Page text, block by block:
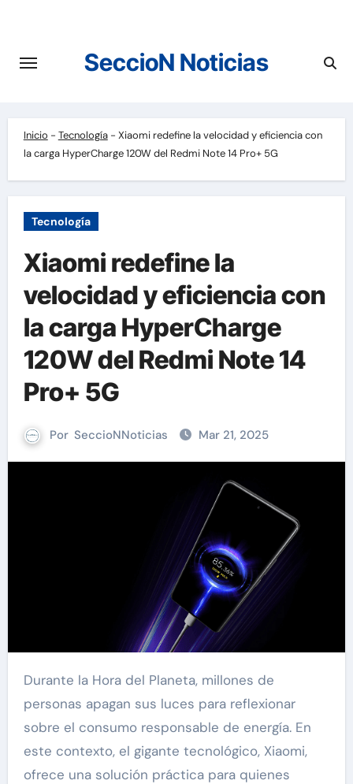
contenido
SeccioN Noticias
Inicio - Tecnología- Xiaomi redefine la velocidad y eficiencia con
la carga HyperCharge 120W del Redmi Note 14 Pro+ 5G
Tecnología
Xiaomi redefine la
velocidad y eficiencia con
la carga HyperCharge
120W del Redmi Note 14
Pro+ 5G
Por SeccioNNoticias Mar 21, 2025
Durante la Hora del Planeta, millones de
personas apagan sus luces para reflexionar
sobre el consumo responsable de energía. En
este contexto, el gigante tecnológico, Xiaomi,
ofrece una solución práctica para quienes